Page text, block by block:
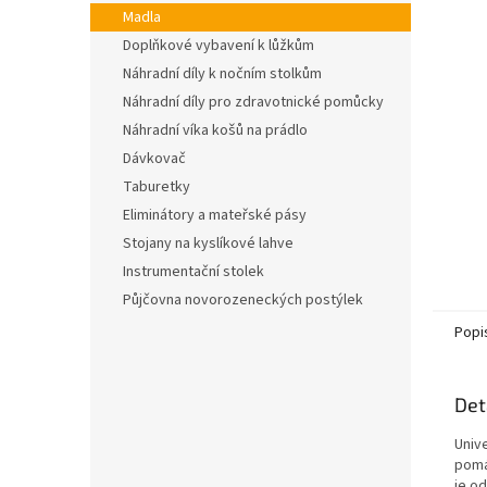
n
e
Madla
Doplňkové vybavení k lůžkům
Náhradní díly k nočním stolkům
Náhradní díly pro zdravotnické pomůcky
Náhradní víka košů na prádlo
Dávkovač
Taburetky
Eliminátory a mateřské pásy
Stojany na kyslíkové lahve
Instrumentační stolek
Půjčovna novorozeneckých postýlek